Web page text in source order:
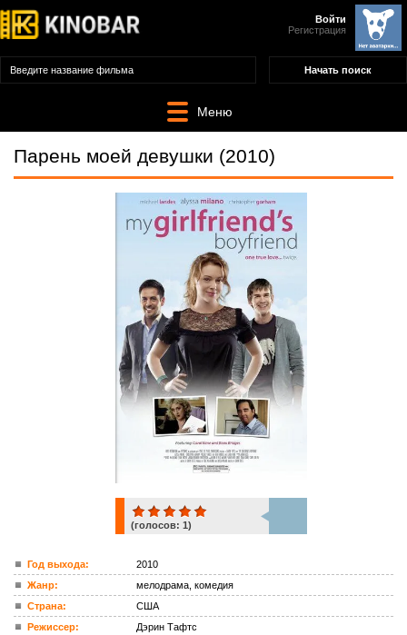
Войти
Регистрация
Меню
Парень моей девушки (2010)
ком.
(голосов: 1)
Год выхода:
2010
Жанр:
мелодрама, комедия
Страна:
США
Режиссер:
Дэрин Тафтс